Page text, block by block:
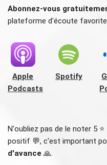
Abonnez-vous
plateforme d'écoute
Apple
Podcasts
Spotify
N'oubliez pas de le noter 5
positif 💬, c'est important
d'avance 🙏.